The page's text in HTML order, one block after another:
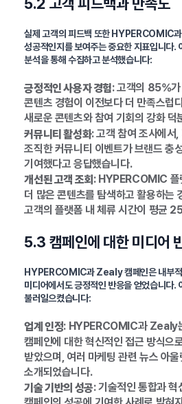
실제 고객의 피드백 또한 HYPERCOMIC
성공적인지를 보여주는 중요한 지표입니다.
분석을 통해 수집하고 분석했습니다:
긍정적인 사용자 경험: 고객의 85%
콘텐츠 경험이 이전보다 더 만족스럽
새로운 콘텐츠와 참여 기회의 강화 덕
커뮤니티 활성화: 고객 참여 조사에
조직한 커뮤니티 이벤트가 브랜드 충
기여했다고 응답했습니다.
개선된 고객 조회 : HYPERCOMIC 플
더 많은 콘텐츠를 탐색하고 활용하는
고객의 플랫폼 내 체류 시간이 평균
5.3 캠페인에 대한 미디어
HYPERCOMIC과 Zealy 캠페인은 내부적
미디어에서도 긍정적인 반응을 얻었습니다.
불러일으켰습니다:
업계 인정: HYPERCOMIC과 Zealy
캠페인에 대한 혁신적인 접근 방식으
받았으며, 여러 마케팅 관련 뉴스 아
소개되었습니다.
기술 기반의 성공: 기술적인 통합과 혁